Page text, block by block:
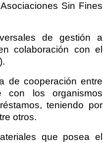
Sin Fines
de gestión a
colaboración con el
de cooperación entre
con los organismos
teniendo por
otros.
que posea el